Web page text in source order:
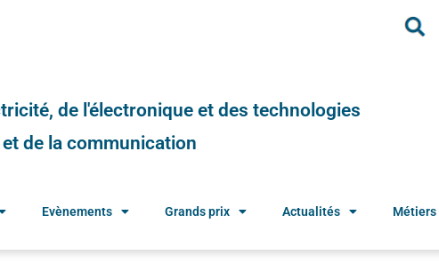
de l'électronique et des technologies
de la communication
Evènements Grands prix Actualités Métiers